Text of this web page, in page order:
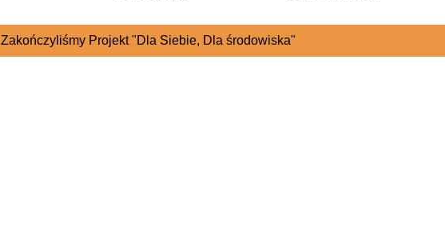
Zakończyliśmy Projekt "Dla Siebie, Dla środowiska"